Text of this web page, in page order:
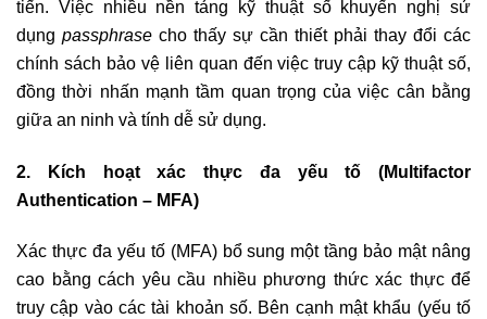
tiến. Việc nhiều nền tảng kỹ thuật số khuyến nghị sử
dụng passphrase cho thấy sự cần thiết phải thay đổi các
chính sách bảo vệ liên quan đến việc truy cập kỹ thuật số,
đồng thời nhấn mạnh tầm quan trọng của việc cân bằng
giữa an ninh và tính dễ sử dụng.
2. Kích hoạt xác thực đa yếu tố (Multifactor
Authentication – MFA)
Xác thực đa yếu tố (MFA) bổ sung một tầng bảo mật nâng
cao bằng cách yêu cầu nhiều phương thức xác thực để
truy cập vào các tài khoản số. Bên cạnh mật khẩu (yếu tố